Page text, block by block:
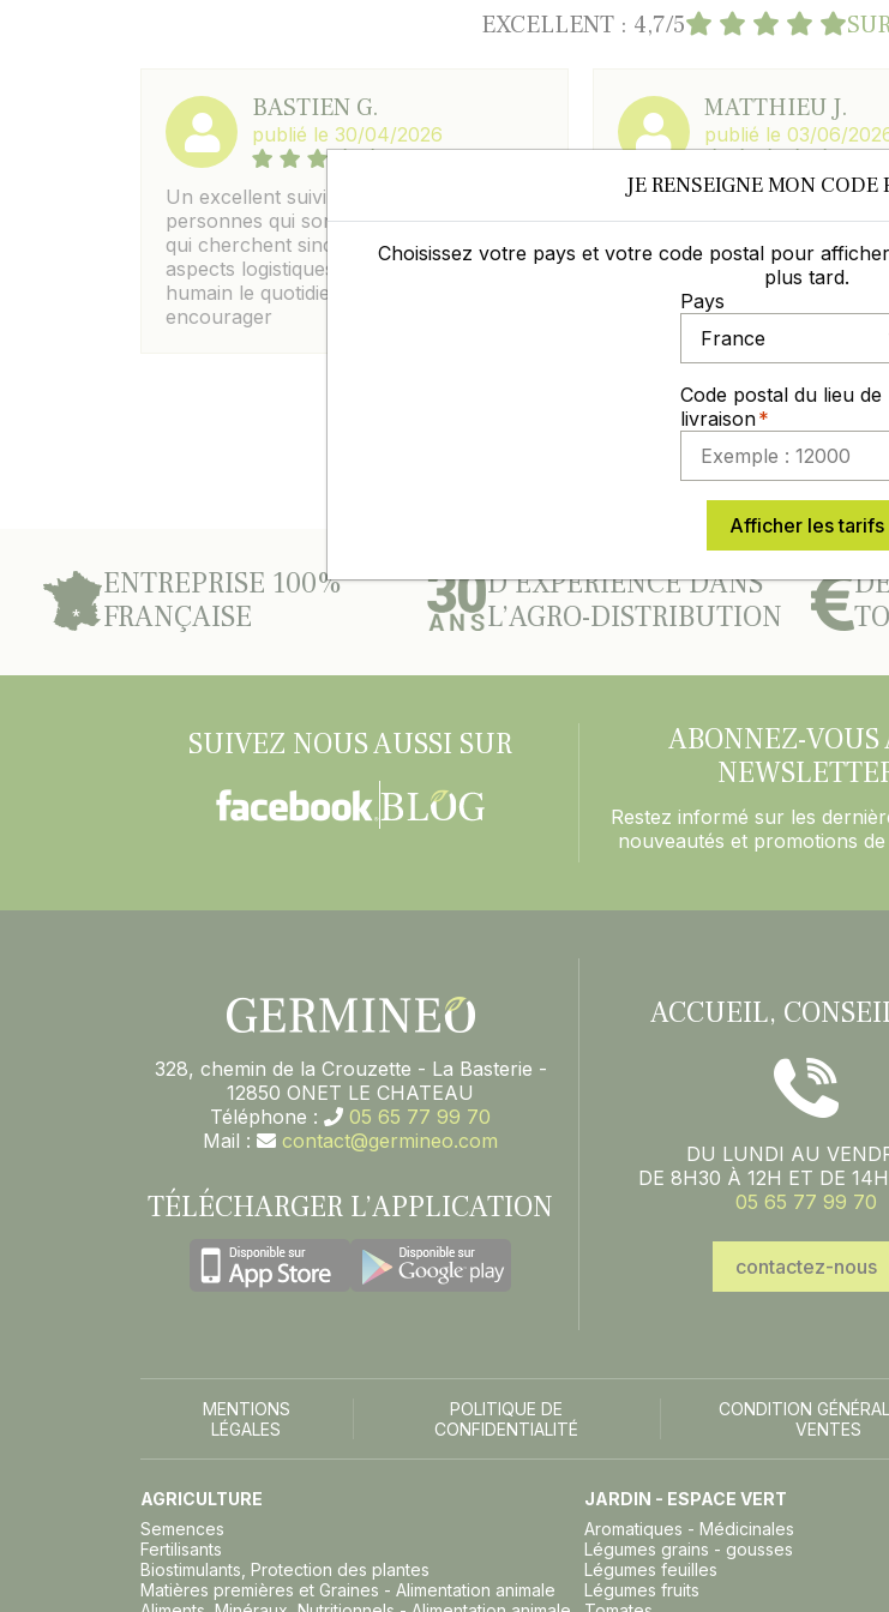
EXCELLENT : 4,7/5
BASTIEN G.
publié le 30/04/2026
Un excellent suivi ; On sent des
personnes qui sont proches du terrain et
qui cherchent sincerement à faciliter les
aspects logistiques , elles rendent plus
humain le quotidien moderne. A
encourager
MATTHIEU J.
publié le 03/06/
Equipe très professionnelle ;
commande sur Germineo
impeccable.
Laisser un commentaire
ENTREPRISE 100%
FRANÇAISE
D’EXPÉRIENCE DANS
L’AGRO-DISTRIBUTION
SUIVEZ NOUS AUSSI SUR
ABONNEZ-
Restez informé sur les
nouveautés et promotions de
328, chemin de la Crouzette - La Basterie -
12850 ONET LE CHATEAU
Téléphone :
05 65 77 99 70
Mail :
contact@germineo.com
TÉLÉCHARGER L’APPLICATION
ACCUEIL,
DU LUNDI AU
DE 8H30 À 12H ET DE
05 65 77 99 70
contactez-nous
MENTIONS
LÉGALES
POLITIQUE DE
CONFIDENTIALITÉ
CONDITION
VENTES
AGRICULTURE
Semences
Fertilisants
Biostimulants, Protection des plantes
Matières premières et Graines - Alimentation animale
JARDIN - ESPACE VERT
Aromatiques - Médicinales
Légumes grains - gousses
Légumes feuilles
Légumes fruits
JE RENSEIGNE MON CODE
Choisissez votre pays et votre code postal pour
plus tard.
Pays
Code postal du lieu de
livraison
Afficher les tarifs